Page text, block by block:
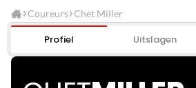
Coureurs Chet Miller
Profiel Uitslagen